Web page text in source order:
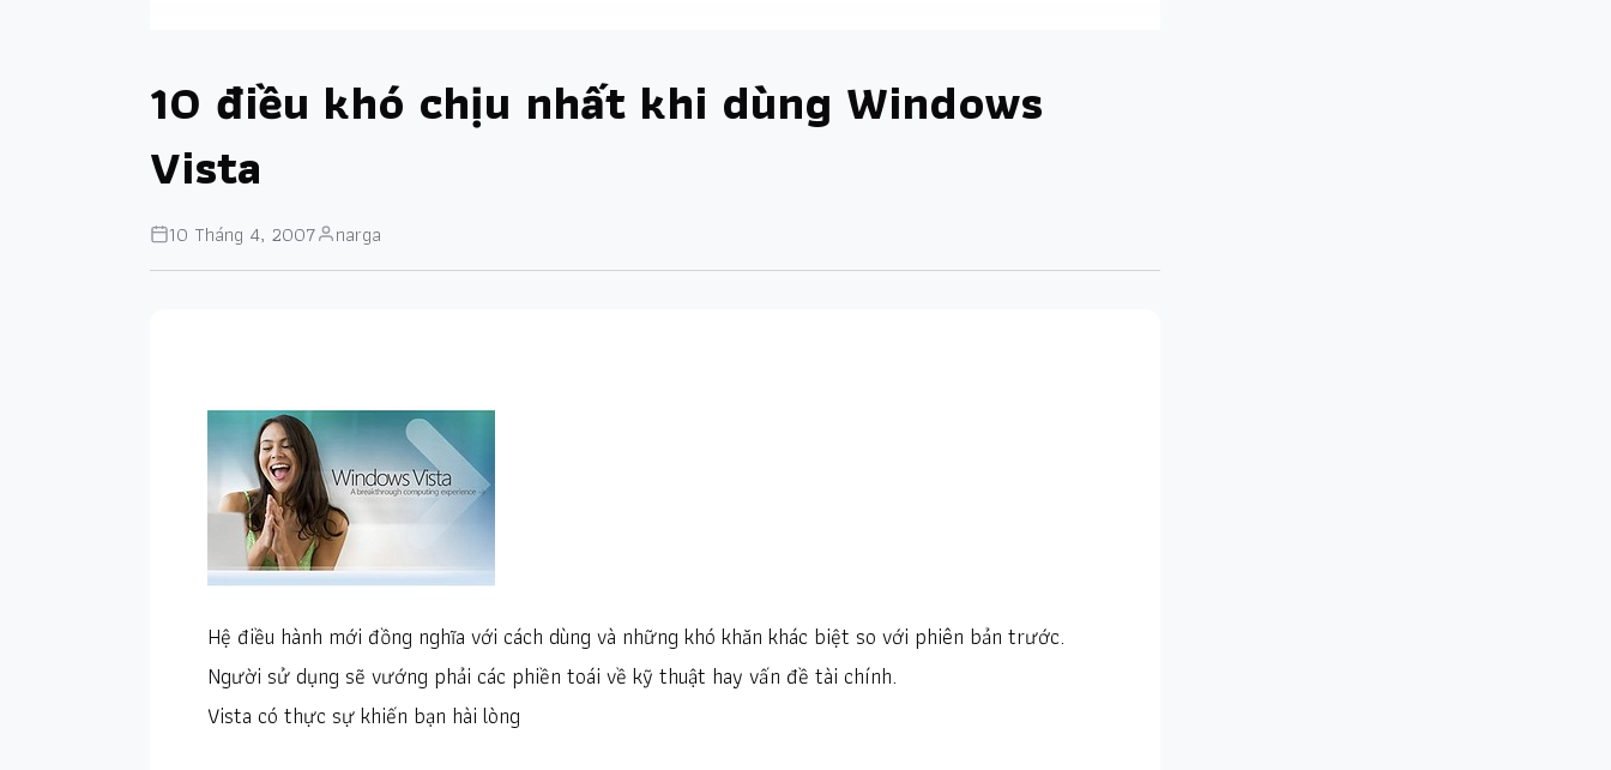
10 điều khó chịu nhất khi dùng Windows
Vista
10 Tháng 4, 2007 narga
Hệ điều hành mới đồng nghĩa với cách dùng và những khó khăn khác biệt so với phiên bản trước.
Người sử dụng sẽ vướng phải các phiền toái về kỹ thuật hay vấn đề tài chính.
Vista có thực sự khiến bạn hài lòng